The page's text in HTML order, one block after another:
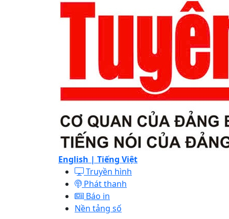
English | Tiếng Việt
Truyền hình
Phát thanh
Báo in
Nền tảng số